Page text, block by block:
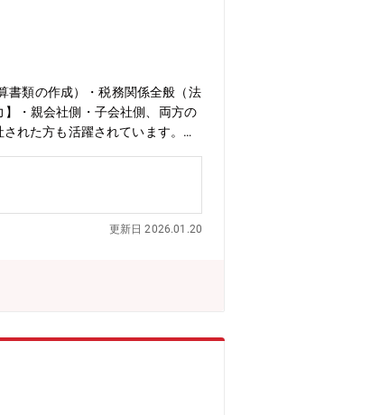
書類の作成）・税務関係全般（法
・親会社側・子会社側、両方の
れた方も活躍されています。
・ケミカルス（機能化学品）の
ウレタン樹脂、特殊化学品など
る企業」を目指し、より一層改革
躍推進やLGBTQなど、DEIにも
更新日 2026.01.20